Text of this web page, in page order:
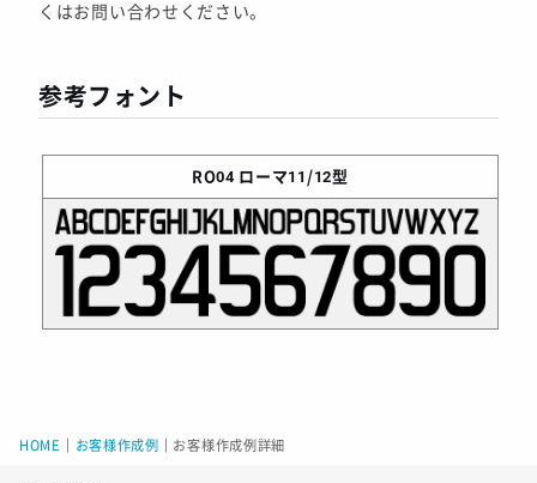
くはお問い合わせください。
参考フォント
RO04 ローマ11/12型
HOME お客様作成例 お客様作成例詳細